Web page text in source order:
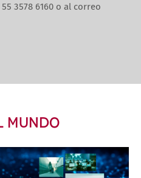
3578 6160 o al correo
MUNDO